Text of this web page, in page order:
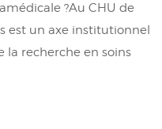
?Au CHU de
est un axe institutionnel
la recherche en soins